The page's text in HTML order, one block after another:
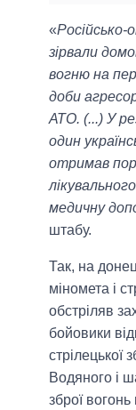
«Російсько-
зірвали
вогню на
доби
АТО. (...) У
один
отримав
медичну
штабу.
Так, на
міномета і
обстріляв
бойовики
стрілецької
Водяного і
зброї